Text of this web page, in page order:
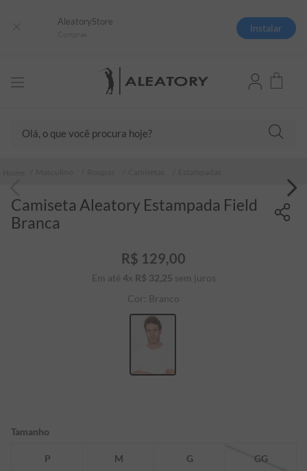
AleatoryStore
Instalar
Camiseta Aleatory Estampada Field
Branca
R$ 129,00
Em até 4x R$ 32,25 sem juros
Cor: Branco
Tamanho
P M G GG
2º
camiseta listrada
4º
camiseta
5º
jaqueta
6º
pima
7º
9º